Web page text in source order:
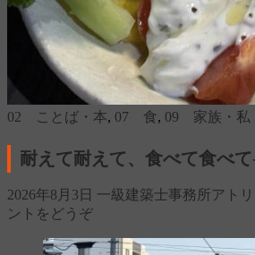
02 ことば・本, 07 食, 09 家族・私
耐えて耐えて、食べて食べて
2026年8月3日 一級建築士事務所アト
ントをどうぞ